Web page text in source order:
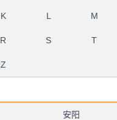
K L M
R S T
Z
安阳